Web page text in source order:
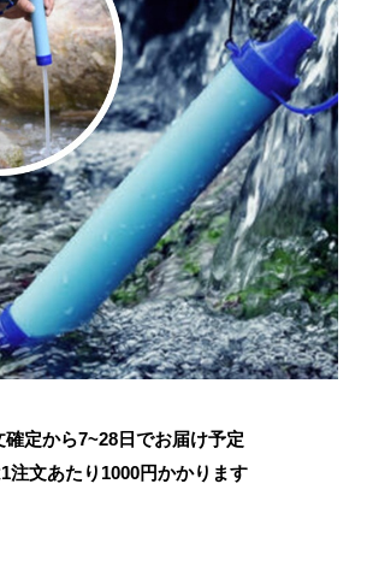
確定から7~28日でお届け予定
注文あたり 1000円かかります